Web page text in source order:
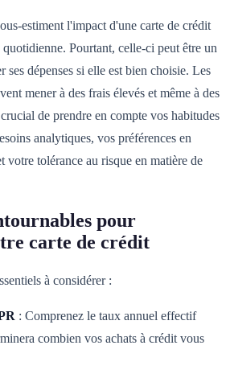
estiment l'impact d'une carte de crédit
Pourtant, celle-ci peut être un
dépenses si elle est bien choisie. Les
mener à des frais élevés et même à des
de prendre en compte vos habitudes
analytiques, vos préférences en
votre tolérance au risque en matière de
pour
carte de crédit
à considérer :
: Comprenez le taux annuel effectif
combien vos achats à crédit vous